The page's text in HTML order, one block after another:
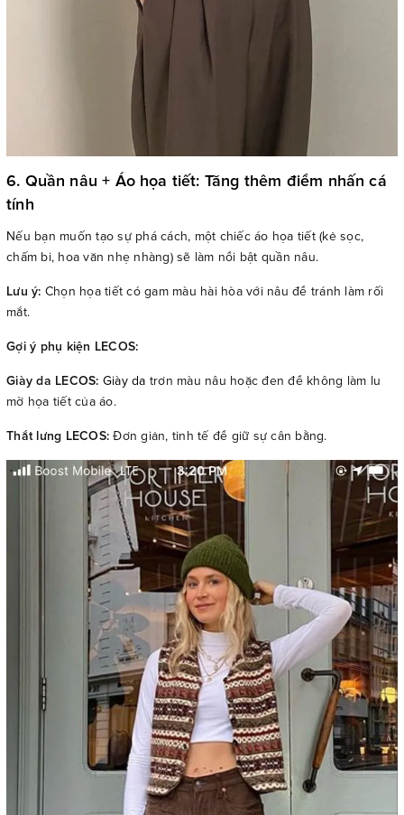
6. Quần nâu + Áo họa tiết: Tăng thêm điểm nhấn cá
tính
Nếu bạn muốn tạo sự phá cách, một chiếc áo họa tiết (kẻ sọc,
chấm bi, hoa văn nhẹ nhàng) sẽ làm nổi bật quần nâu.
Lưu ý: Chọn họa tiết có gam màu hài hòa với nâu để tránh làm rối
mắt.
Gợi ý phụ kiện LECOS:
Giày da LECOS: Giày da trơn màu nâu hoặc đen để không làm lu
mờ họa tiết của áo.
Thắt lưng LECOS: Đơn giản, tinh tế để giữ sự cân bằng.